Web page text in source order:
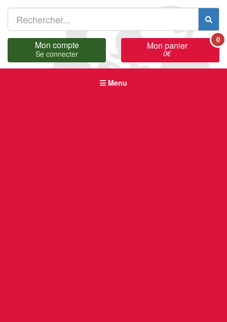
Mon compte
Se connecter
Mon panier
0€
0
Menu